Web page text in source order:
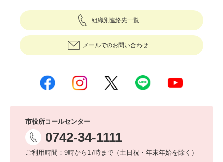
組織別連絡先一覧
メールでのお問い合わせ
市役所コールセンター
0742-34-1111
ご利用時間：9時から17時まで（土日祝・年末年始を除く）